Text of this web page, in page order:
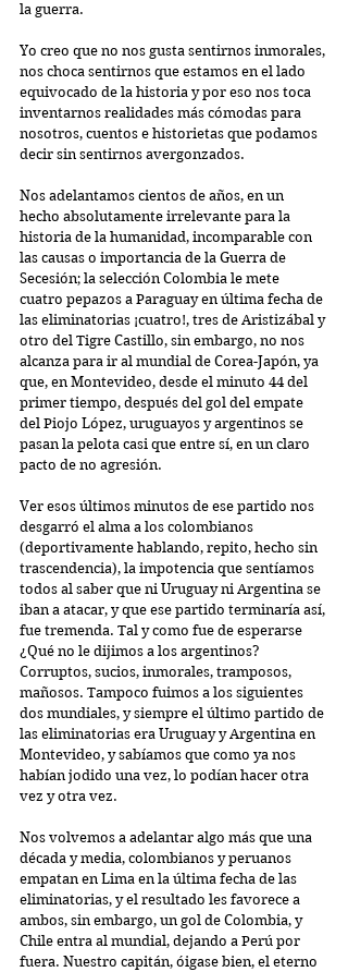
la guerra.
Yo creo que no nos gusta sentirnos inmorales,
nos choca sentirnos que estamos en el lado
equivocado de la historia y por eso nos toca
inventarnos realidades más cómodas para
nosotros, cuentos e historietas que podamos
decir sin sentirnos avergonzados.
Nos adelantamos cientos de años, en un
hecho absolutamente irrelevante para la
historia de la humanidad, incomparable con
las causas o importancia de la Guerra de
Secesión; la selección Colombia le mete
cuatro pepazos a Paraguay en última fecha de
las eliminatorias ¡cuatro!, tres de Aristizábal y
otro del Tigre Castillo, sin embargo, no nos
alcanza para ir al mundial de Corea-Japón, ya
que, en Montevideo, desde el minuto 44 del
primer tiempo, después del gol del empate
del Piojo López, uruguayos y argentinos se
pasan la pelota casi que entre sí, en un claro
pacto de no agresión.
Ver esos últimos minutos de ese partido nos
desgarró el alma a los colombianos
(deportivamente hablando, repito, hecho sin
trascendencia), la impotencia que sentíamos
todos al saber que ni Uruguay ni Argentina se
iban a atacar, y que ese partido terminaría así,
fue tremenda. Tal y como fue de esperarse
¿Qué no le dijimos a los argentinos?
Corruptos, sucios, inmorales, tramposos,
mañosos. Tampoco fuimos a los siguientes
dos mundiales, y siempre el último partido de
las eliminatorias era Uruguay y Argentina en
Montevideo, y sabíamos que como ya nos
habían jodido una vez, lo podían hacer otra
vez y otra vez.
Nos volvemos a adelantar algo más que una
década y media, colombianos y peruanos
empatan en Lima en la última fecha de las
eliminatorias, y el resultado les favorece a
ambos, sin embargo, un gol de Colombia, y
Chile entra al mundial, dejando a Perú por
fuera. Nuestro capitán, óigase bien, el eterno